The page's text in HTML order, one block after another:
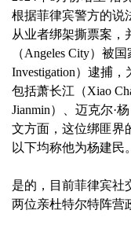
根据菲律宾警方的说
从业者绑架撕票案，
（Angeles City）被
Investigation）逮捕
包括萧长江（Xiao
Jianmin）、迈克尔·
文方面，这位绑匪界
以下均称他为杨建民。
是的，目前菲律宾社
两位亲杜特尔特阵营